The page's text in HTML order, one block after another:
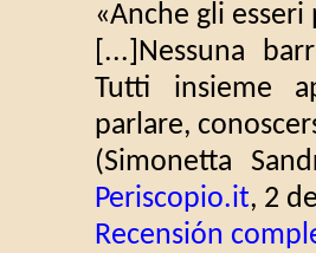
«Anche gli
[...]Nessuna
Tutti insieme
parlare,
(Simonetta
Periscopio.it, 2
Recensión